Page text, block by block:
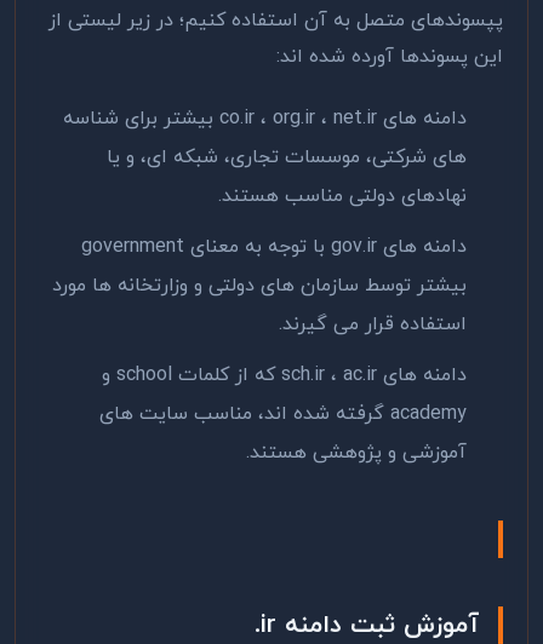
پپسوندهای متصل به آن استفاده کنیم؛ در زیر لیستی از
این پسوندها آورده شده اند:
دامنه های co.ir ، org.ir ، net.ir بیشتر برای شناسه
های شرکتی، موسسات تجاری، شبکه ای، و یا
نهادهای دولتی مناسب هستند.
دامنه های gov.ir با توجه به معنای government
بیشتر توسط سازمان های دولتی و وزارتخانه ها مورد
استفاده قرار می گیرند.
دامنه های sch.ir ، ac.ir که از کلمات school و
academy گرفته شده اند، مناسب سایت های
آموزشی و پژوهشی هستند.
آموزش ثبت دامنه ir
.